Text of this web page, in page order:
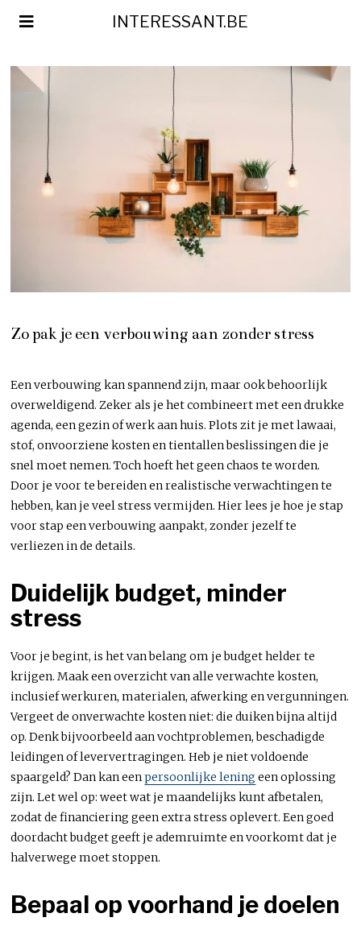
INTERESSANT.BE
Zo pak je een verbouwing aan zonder stress
Een verbouwing kan spannend zijn, maar ook behoorlijk
overweldigend. Zeker als je het combineert met een drukke
agenda, een gezin of werk aan huis. Plots zit je met lawaai,
stof, onvoorziene kosten en tientallen beslissingen die je
snel moet nemen. Toch hoeft het geen chaos te worden.
Door je voor te bereiden en realistische verwachtingen te
hebben, kan je veel stress vermijden. Hier lees je hoe je stap
voor stap een verbouwing aanpakt, zonder jezelf te
verliezen in de details.
Duidelijk budget, minder
stress
Voor je begint, is het van belang om je budget helder te
krijgen. Maak een overzicht van alle verwachte kosten,
inclusief werkuren, materialen, afwerking en vergunningen.
Vergeet de onverwachte kosten niet: die duiken bijna altijd
op. Denk bijvoorbeeld aan vochtproblemen, beschadigde
leidingen of leververtragingen. Heb je niet voldoende
spaargeld? Dan kan eenpersoonlijke lening een oplossing
zijn. Let wel op: weet wat je maandelijks kunt afbetalen,
zodat de financiering geen extra stress oplevert. Een goed
doordacht budget geeft je ademruimte en voorkomt dat je
halverwege moet stoppen.
Bepaal op voorhand je doelen